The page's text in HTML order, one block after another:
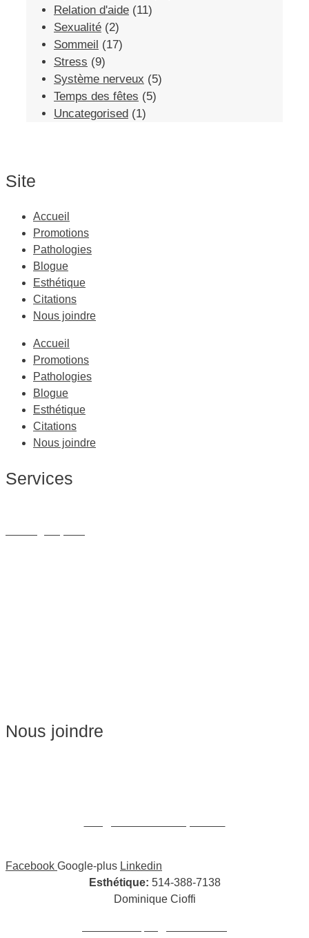
Relation d'aide (11)
Sexualité (2)
Sommeil (17)
Stress (9)
Système nerveux (5)
Temps des fêtes (5)
Uncategorised (1)
Site
Accueil
Promotions
Pathologies
Blogue
Esthétique
Citations
Nous joindre
Accueil
Promotions
Pathologies
Blogue
Esthétique
Citations
Nous joindre
Services
Nous joindre
Facebook Google-plus Linkedin
Esthétique: 514-388-7138
Dominique Cioffi